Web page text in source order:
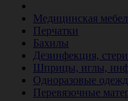
Медицинская
Перчатки
Бахилы
Дезинфекция,
Шприцы, иглы,
Одноразовые
Перевязочные